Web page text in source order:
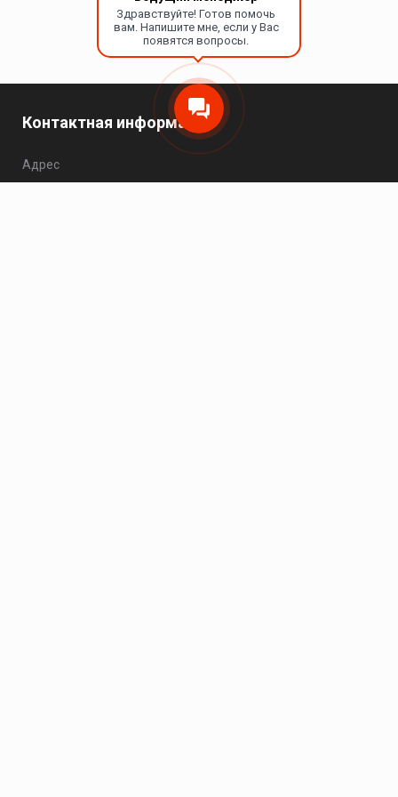
Здравствуйте! Готов помочь
вам. Напишите мне, если у Вас
появятся вопросы.
Контактная информация
Адрес
Москва, Варшавское шоссе, 25Ас1, офис 504.